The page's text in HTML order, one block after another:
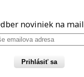
noviniek na mail
Prihlásiť sa